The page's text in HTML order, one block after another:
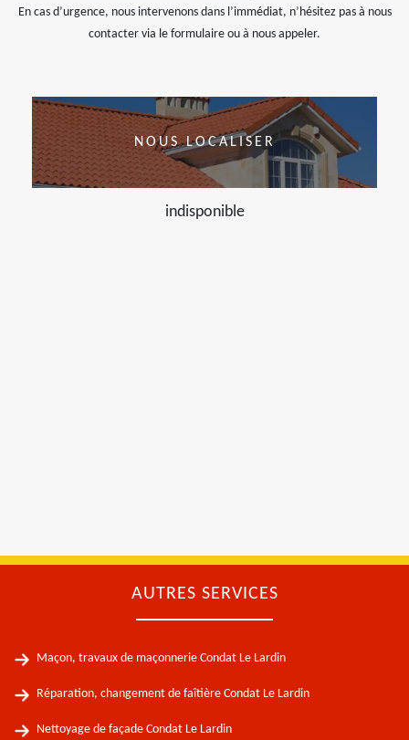
En cas d’urgence, nous intervenons dans l’immédiat, n’hésitez pas à nous
contacter via le formulaire ou à nous appeler.
NOUS LOCALISER
indisponible
AUTRES SERVICES
Maçon, travaux de maçonnerie Condat Le Lardin
Réparation, changement de faîtière Condat Le Lardin
Nettoyage de façade Condat Le Lardin